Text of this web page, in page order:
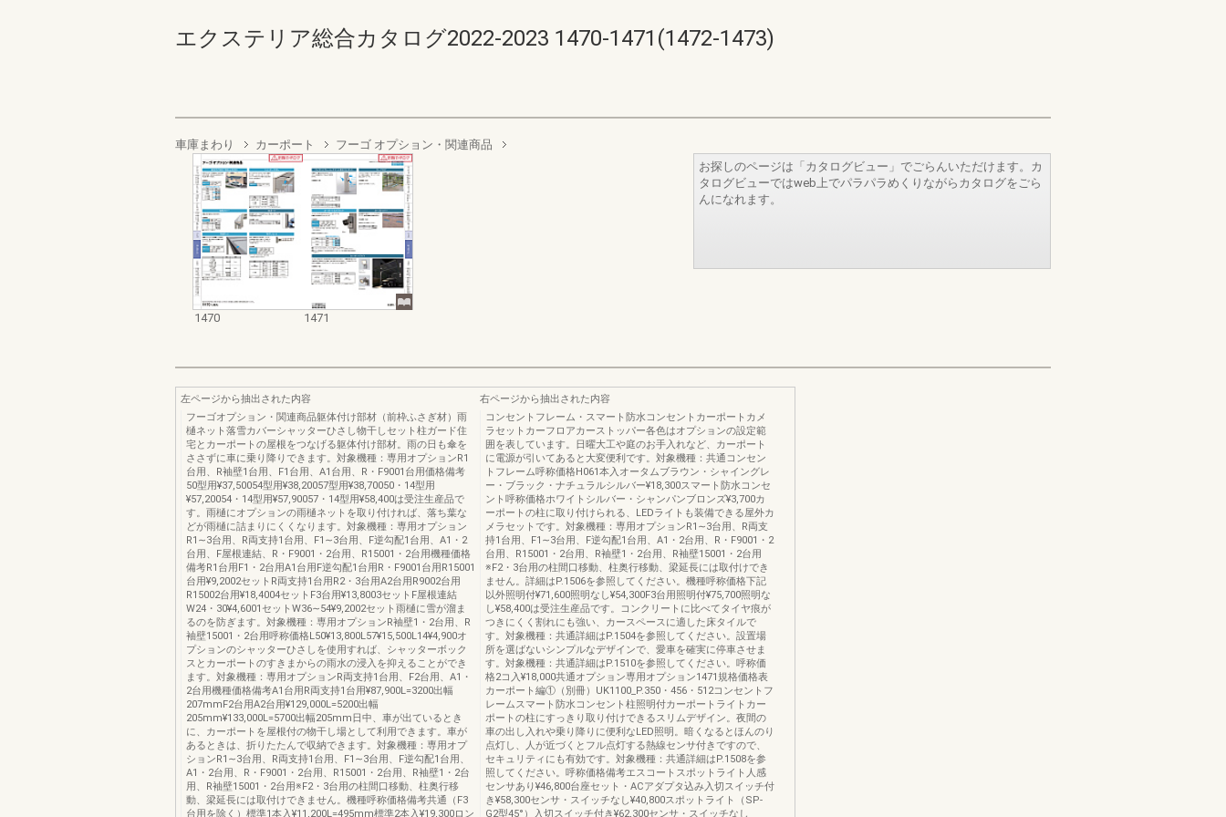
エクステリア総合カタログ2022-2023 1470-1471(1472-1473)
車庫まわり カーポート フーゴ オプション・関連商品
1470 1471
お探しのページは「カタログビュー」でごらんいただけます。カ
タログビューではweb上でパラパラめくりながらカタログをごら
んになれます。
左ページから抽出された内容
フーゴオプション・関連商品躯体付け部材（前枠ふさぎ材）雨
樋ネット落雪カバーシャッターひさし物干しセット柱ガード住
宅とカーポートの屋根をつなげる躯体付け部材。雨の日も傘を
ささずに車に乗り降りできます。対象機種：専用オプションR1
台用、R袖壁1台用、F1台用、A1台用、R・F9001台用価格備考
50型用¥37,50054型用¥38,20057型用¥38,70050・14型用
¥57,20054・14型用¥57,90057・14型用¥58,400は受注生産品で
す。雨樋にオプションの雨樋ネットを取り付ければ、落ち葉な
どが雨樋に詰まりにくくなります。対象機種：専用オプション
R1∼3台用、R両支持1台用、F1∼3台用、F逆勾配1台用、A1・2
台用、F屋根連結、R・F9001・2台用、R15001・2台用機種価格
備考R1台用F1・2台用A1台用F逆勾配1台用R・F9001台用R15001
台用¥9,2002セットR両支持1台用R2・3台用A2台用R9002台用
R15002台用¥18,4004セットF3台用¥13,8003セットF屋根連結
W24・30¥4,6001セットW36∼54¥9,2002セット雨樋に雪が溜ま
るのを防ぎます。対象機種：専用オプションR袖壁1・2台用、R
袖壁15001・2台用呼称価格L50¥13,800L57¥15,500L14¥4,900オ
プションのシャッターひさしを使用すれば、シャッターボック
スとカーポートのすきまからの雨水の浸入を抑えることができ
ます。対象機種：専用オプションR両支持1台用、F2台用、A1・
2台用機種価格備考A1台用R両支持1台用¥87,900L=3200出幅
207mmF2台用A2台用¥129,000L=5200出幅
205mm¥133,000L=5700出幅205mm日中、車が出ているとき
に、カーポートを屋根付の物干し場として利用できます。車が
あるときは、折りたたんで収納できます。対象機種：専用オプ
ションR1∼3台用、R両支持1台用、F1∼3台用、F逆勾配1台用、
A1・2台用、R・F9001・2台用、R15001・2台用、R袖壁1・2台
用、R袖壁15001・2台用※F2・3台用の柱間口移動、柱奥行移
動、梁延長には取付けできません。機種呼称価格備考共通（F3
台用を除く）標準1本入¥11,200L=495mm標準2本入¥19,300ロン
右ページから抽出された内容
コンセントフレーム・スマート防水コンセントカーポートカメ
ラセットカーフロアカーストッパー各色はオプションの設定範
囲を表しています。日曜大工や庭のお手入れなど、カーポート
に電源が引いてあると大変便利です。対象機種：共通コンセン
トフレーム呼称価格H061本入オータムブラウン・シャイングレ
ー・ブラック・ナチュラルシルバー¥18,300スマート防水コンセ
ント呼称価格ホワイトシルバー・シャンパンブロンズ¥3,700カ
ーポートの柱に取り付けられる、LEDライトも装備できる屋外カ
メラセットです。対象機種：専用オプションR1∼3台用、R両支
持1台用、F1∼3台用、F逆勾配1台用、A1・2台用、R・F9001・2
台用、R15001・2台用、R袖壁1・2台用、R袖壁15001・2台用
※F2・3台用の柱間口移動、柱奥行移動、梁延長には取付けでき
ません。詳細はP.1506を参照してください。機種呼称価格下記
以外照明付¥71,600照明なし¥54,300F3台用照明付¥75,700照明な
し¥58,400は受注生産品です。コンクリートに比べてタイヤ痕が
つきにくく割れにも強い、カースペースに適した床タイルで
す。対象機種：共通詳細はP.1504を参照してください。設置場
所を選ばないシンプルなデザインで、愛車を確実に停車させま
す。対象機種：共通詳細はP.1510を参照してください。呼称価
格2コ入¥18,000共通オプション専用オプション1471規格価格表
カーポート編①（別冊）UK1100_P.350・456・512コンセントフ
レームスマート防水コンセント柱照明付カーポートライトカー
ポートの柱にすっきり取り付けできるスリムデザイン。夜間の
車の出し入れや乗り降りに便利なLED照明。暗くなるとほんのり
点灯し、人が近づくとフル点灯する熱線センサ付きですので、
セキュリティにも有効です。対象機種：共通詳細はP.1508を参
照してください。呼称価格備考エスコートスポットライト人感
センサあり¥46,800台座セット・ACアダプタ込み入切スイッチ付
き¥58,300センサ・スイッチなし¥40,800スポットライト（SP-
G2型45°）入切スイッチ付き¥62,300センサ・スイッチなし